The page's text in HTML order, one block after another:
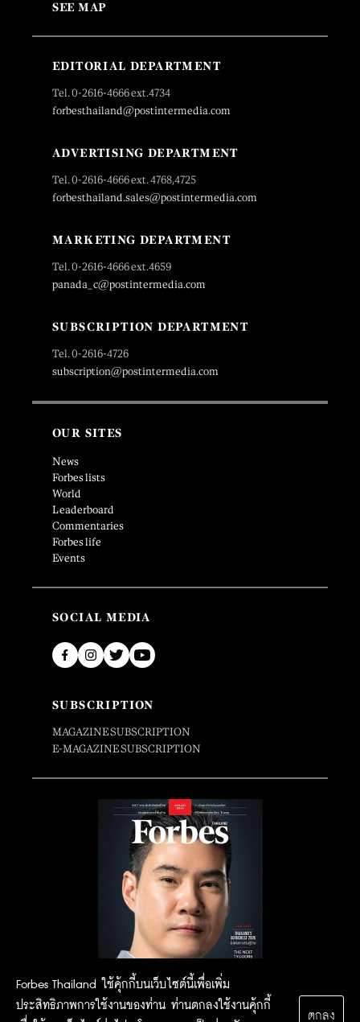
Forbes Thailand ใช้คุ้กกี้บนเว็บไซต์นี้เพื่อเพิ่ม
ประสิทธิภาพการใช้งานของท่าน ท่านตกลงใช้งานคุ้กกี้
ตกลง
SEE MAP
EDITORIAL DEPARTMENT
Tel. 0-2616-4666 ext.4734
forbesthailand@postintermedia.com
ADVERTISING DEPARTMENT
Tel. 0-2616-4666 ext. 4768,4725
forbesthailand.sales@postintermedia.com
MARKETING DEPARTMENT
Tel. 0-2616-4666 ext.4659
panada_c@postintermedia.com
SUBSCRIPTION DEPARTMENT
Tel. 0-2616-4726
subscription@postintermedia.com
OUR SITES
News
Forbes lists
World
Leaderboard
Commentaries
Forbes life
Events
SOCIAL MEDIA
SUBSCRIPTION
MAGAZINE SUBSCRIPTION
E-MAGAZINE SUBSCRIPTION